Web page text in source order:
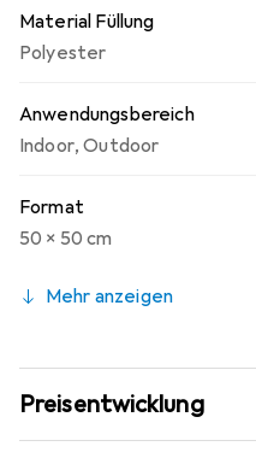
Material Füllung
Polyester
Anwendungsbereich
Indoor,Outdoor
Format
50 x 50 cm
Mehr anzeigen
Preisentwicklung